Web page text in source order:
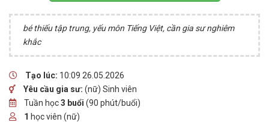
bé thiếu tập trung, yếu môn Tiếng Việt, cần gia sư nghiêm
khắc
Tạo lúc: 10:09 26.05.2026
Yêu cầu gia sư: (nữ) Sinh viên
Tuần học3 buổi (90 phút/buổi)
1 học viên (nữ)